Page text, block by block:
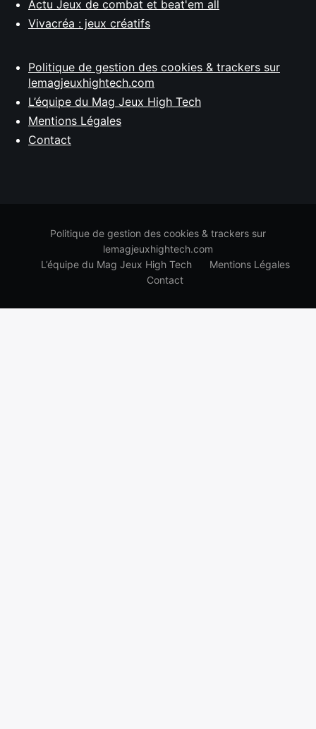
Actu Jeux de combat et beat'em all
Vivacréa : jeux créatifs
Politique de gestion des cookies & trackers sur
lemagjeuxhightech.com
L’équipe du Mag Jeux High Tech
Mentions Légales
Contact
Politique de gestion des cookies & trackers sur
lemagjeuxhightech.com
L’équipe du Mag Jeux High Tech
Mentions Légales
Contact